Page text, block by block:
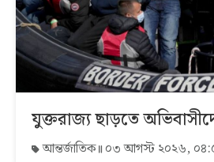
যুক্তরাজ্য ছাড়তে
আন্তর্জাতিক ০৩ আগস্ট ২০২৬,